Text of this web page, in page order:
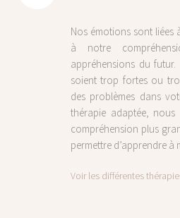
Nos émotions sont liées
à notre
appréhensions du
soient trop fortes ou
des problèmes dans
thérapie adaptée,
compréhension plus
permettre d’apprendre à
Voir les différentes